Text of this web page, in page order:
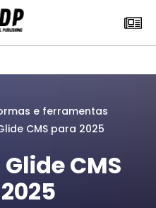
e ferramentas
CMS para 2025
CMS